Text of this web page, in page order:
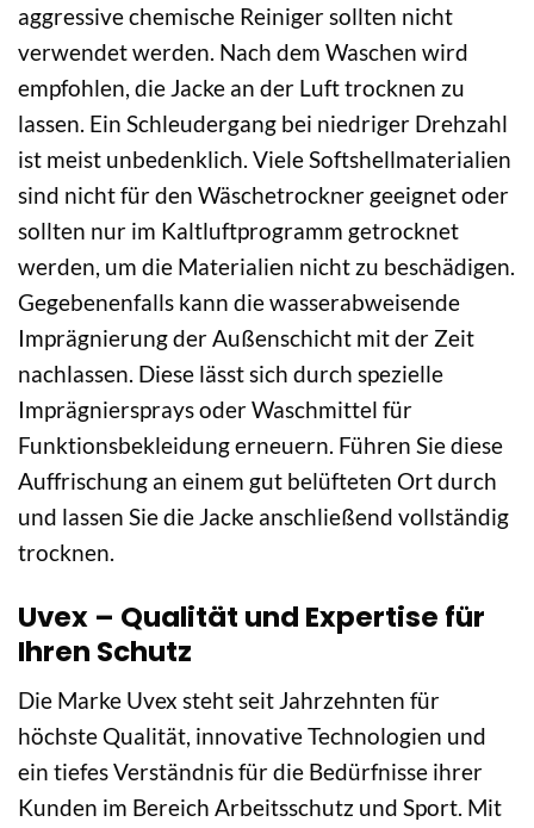
aggressive chemische Reiniger sollten nicht
verwendet werden. Nach dem Waschen wird
empfohlen, die Jacke an der Luft trocknen zu
lassen. Ein Schleudergang bei niedriger Drehzahl
ist meist unbedenklich. Viele Softshellmaterialien
sind nicht für den Wäschetrockner geeignet oder
sollten nur im Kaltluftprogramm getrocknet
werden, um die Materialien nicht zu beschädigen.
Gegebenenfalls kann die wasserabweisende
Imprägnierung der Außenschicht mit der Zeit
nachlassen. Diese lässt sich durch spezielle
Imprägniersprays oder Waschmittel für
Funktionsbekleidung erneuern. Führen Sie diese
Auffrischung an einem gut belüfteten Ort durch
und lassen Sie die Jacke anschließend vollständig
trocknen.
Uvex – Qualität und Expertise für
Ihren Schutz
Die Marke Uvex steht seit Jahrzehnten für
höchste Qualität, innovative Technologien und
ein tiefes Verständnis für die Bedürfnisse ihrer
Kunden im Bereich Arbeitsschutz und Sport. Mit